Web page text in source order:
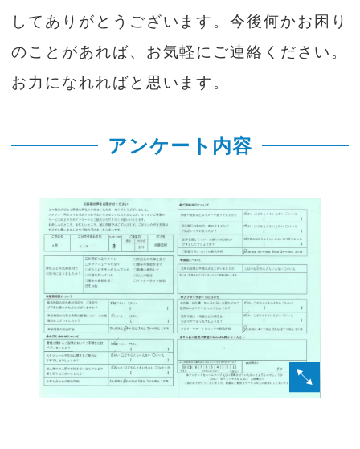
してありがとうございます。今後何かお困り
のことがあれば、お気軽にご連絡ください。
お力になれればと思います。
アンケート内容